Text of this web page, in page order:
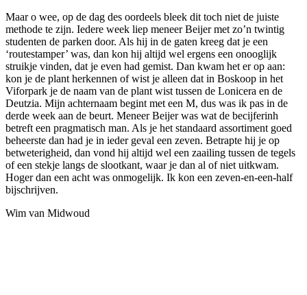
Maar o wee, op de dag des oordeels bleek dit toch niet de juiste
methode te zijn. Iedere week liep meneer Beijer met zo’n twintig
studenten de parken door. Als hij in de gaten kreeg dat je een
‘routestamper’ was, dan kon hij altijd wel ergens een onooglijk
struikje vinden, dat je even had gemist. Dan kwam het er op aan:
kon je de plant herkennen of wist je alleen dat in Boskoop in het
Viforpark je de naam van de plant wist tussen de Lonicera en de
Deutzia. Mijn achternaam begint met een M, dus was ik pas in de
derde week aan de beurt. Meneer Beijer was wat de becijferinh
betreft een pragmatisch man. Als je het standaard assortiment goed
beheerste dan had je in ieder geval een zeven. Betrapte hij je op
betweterigheid, dan vond hij altijd wel een zaailing tussen de tegels
of een stekje langs de slootkant, waar je dan al of niet uitkwam.
Hoger dan een acht was onmogelijk. Ik kon een zeven-en-een-half
bijschrijven.
Wim van Midwoud